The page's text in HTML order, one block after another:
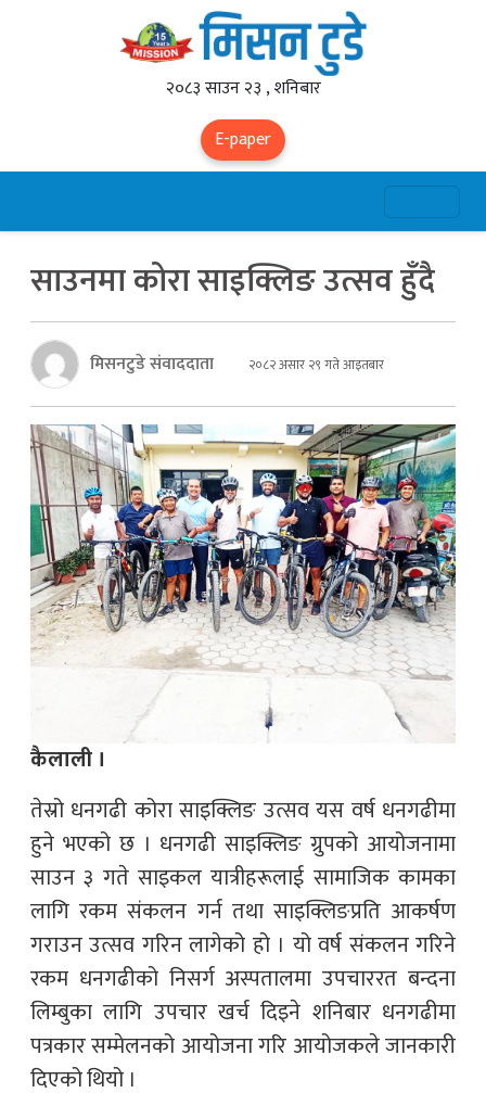
२०८३ साउन २३ , शनिबार
E-paper
साउनमा कोरा साइक्लिङ उत्सव हुँदै
मिसनटुडे संवाददाता २०८२ असार २९ गते आइतबार
कैलाली ।
तेस्रो धनगढी कोरा साइक्लिङ उत्सव यस वर्ष धनगढीमा
हुने भएको छ । धनगढी साइक्लिङ ग्रुपको आयोजनामा
साउन ३ गते साइकल यात्रीहरूलाई सामाजिक कामका
लागि रकम संकलन गर्न तथा साइक्लिङप्रति आकर्षण
गराउन उत्सव गरिन लागेको हो । यो वर्ष संकलन गरिने
रकम धनगढीको निसर्ग अस्पतालमा उपचाररत बन्दना
लिम्बुका लागि उपचार खर्च दिइने शनिबार धनगढीमा
पत्रकार सम्मेलनको आयोजना गरि आयोजकले जानकारी
दिएको थियो ।